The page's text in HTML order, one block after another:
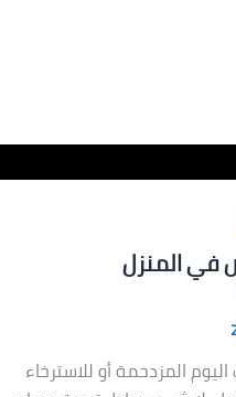
في المنزل
المزدحمة أو للاسترخاء